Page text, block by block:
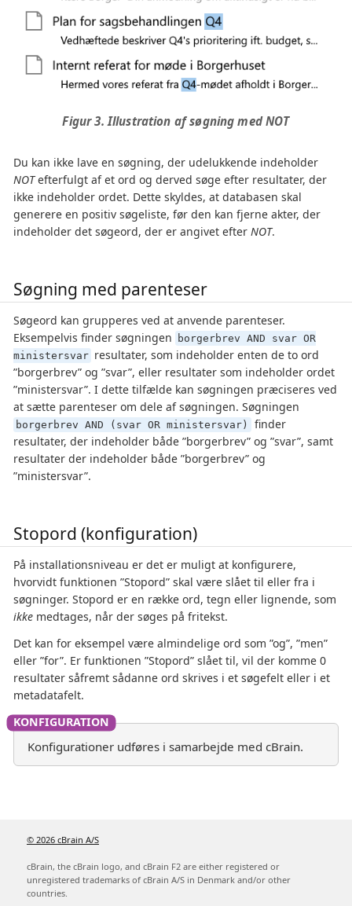
Figur 3. Illustration af søgning med NOT
Du kan ikke lave en søgning, der udelukkende indeholder
NOTefterfulgt af et ord og derved søge efter resultater, der
ikke indeholder ordet. Dette skyldes, at databasen skal
generere en positiv søgeliste, før den kan fjerne akter, der
indeholder det søgeord, der er angivet efter NOT.
Søgning med parenteser
Søgeord kan grupperes ved at anvende parenteser.
Eksempelvis finder søgningen
borgerbrev AND svar OR
ministersvar resultater, som indeholder enten de to ord
”borgerbrev” og ”svar”, eller resultater som indeholder ordet
”ministersvar”. I dette tilfælde kan søgningen præciseres ved
at sætte parenteser om dele af søgningen. Søgningen
borgerbrev AND (svar OR ministersvar)
finder
resultater, der indeholder både ”borgerbrev” og ”svar”, samt
resultater der indeholder både ”borgerbrev” og
”ministersvar”.
Stopord (konfiguration)
På installationsniveau er det er muligt at konfigurere,
hvorvidt funktionen ”Stopord” skal være slået til eller fra i
søgninger. Stopord er en række ord, tegn eller lignende, som
ikke medtages, når der søges på fritekst.
Det kan for eksempel være almindelige ord som ”og”, ”men”
eller ”for”. Er funktionen ”Stopord” slået til, vil der komme 0
resultater såfremt sådanne ord skrives i et søgefelt eller i et
metadatafelt.
Konfigurationer udføres i samarbejde med cBrain.
© 2026 cBrain A/S
cBrain, the cBrain logo, and cBrain F2 are either registered or
unregistered trademarks of cBrain A/S in Denmark and/or other
countries.